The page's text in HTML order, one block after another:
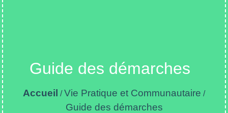
Guide des démarches
Accueil /Vie Pratique et Communautaire /
Guide des démarches